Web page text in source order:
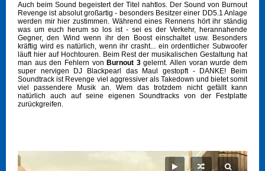
Auch beim Sound begeistert der Titel nahtlos. Der Sound von Burnout
Revenge ist absolut großartig - besonders Besitzer einer DD5.1 Anlage
werden mir hier zustimmen. Während eines Rennens hört ihr ständig
was um euch herum so los ist - sei es der Verkehr, herannahende
Gegner, den Wind wenn ihr den Boost einschaltet usw. Besonders
kräftig wird es natürlich, wenn ihr crasht... ein ordentlicher Subwoofer
läuft hier auf Hochtouren. Beim Rest der musikalischen Gestaltung hat
man aus den Fehlern von Burnout 3gelernt. Allen voran wurde dem
super nervigen DJ Blackpearl das Maul gestopft - DANKE! Beim
Soundtrack ist Revenge viel aggressiver als Takedown und bietet somit
viel passendere Musik an. Wem das trotzdem nicht gefällt kann
natürlich auch auf seine eigenen Soundtracks von der Festplatte
zurückgreifen.